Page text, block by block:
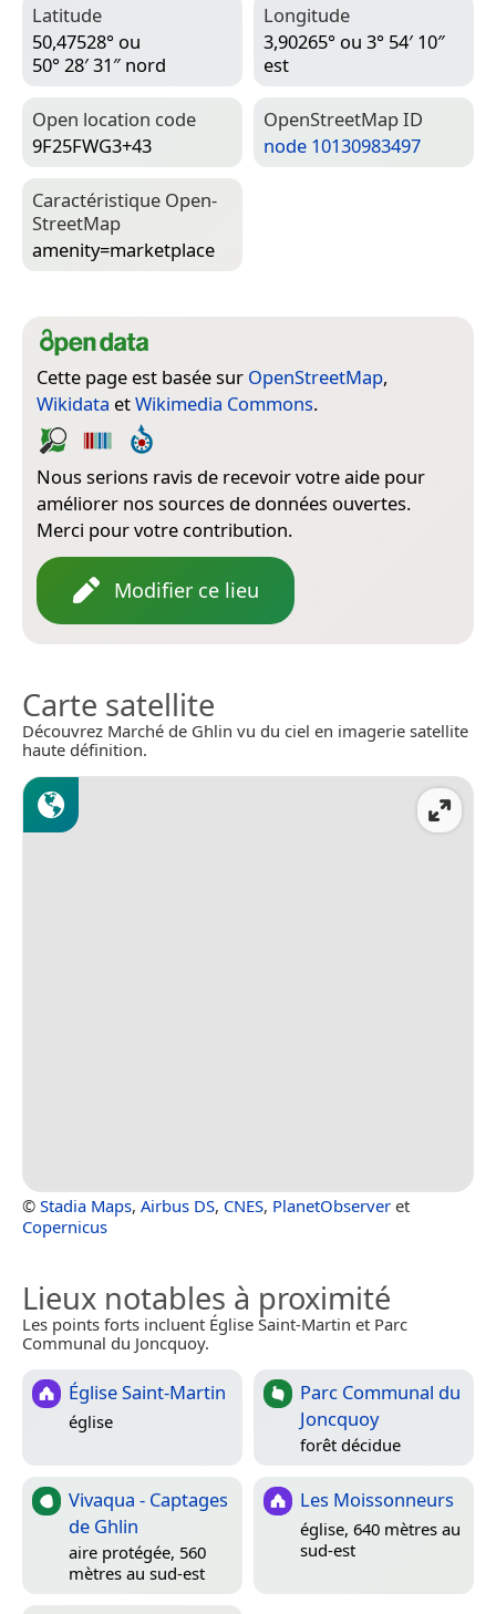
Latitude
50,47528° ou
50° 28′ 31″ nord
Longitude
3,90265° ou 3° 54′ 10″
est
Open location code
9F25FWG3+43
Open­Street­Map ID
node 10130983497
Caractéristique Open­
Street­Map
amenity=­marketplace
Cette page est basée sur OpenStreetMap,
Wikidata etWikimedia Commons.
Nous serions ravis de recevoir votre aide pour
améliorer nos sources de données ouvertes.
Merci pour votre contribution.
Modifier ce lieu
Carte satellite
Découvrez Marché de Ghlin vu du ciel en imagerie satellite
haute définition.
© Stadia Maps, Airbus DS, CNES, PlanetObserver et
Copernicus
Lieux notables à proximité
Les points forts incluent Église Saint-Martin et Parc
Communal du Joncquoy.
Église Saint-Martin
église
Parc Communal du
Joncquoy
forêt décidue
Vivaqua - Captages
de Ghlin
aire protégée, 560
mètres au sud-est
Les Moissonneurs
église, 640 mètres au
sud-est